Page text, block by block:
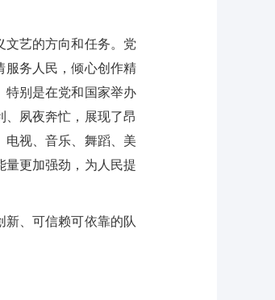
艺的方向和任务。党
服务人民，倾心创作精
特别是在党和国家举办
夙夜奔忙，展现了昂
电视、音乐、舞蹈、美
量更加强劲，为人民提
、可信赖可依靠的队